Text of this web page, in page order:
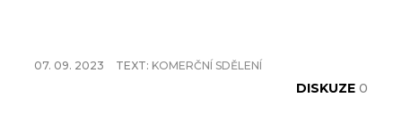
07. 09. 2023 TEXT: KOMERČNÍ SDĚLENÍ
DISKUZE 0